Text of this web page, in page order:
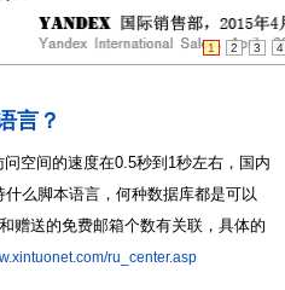
1 2 3 4
言？
空间的速度在0.5秒到1秒左右，国内
么脚本语言，何种数据库都是可以
赠送的免费邮箱个数有关联，具体的
ru_center.asp